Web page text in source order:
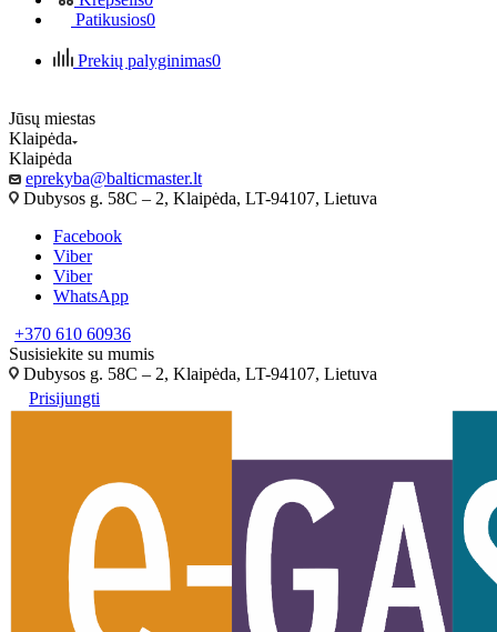
Patikusios0
Prekių palyginimas0
Jūsų miestas
Klaipėda
Klaipėda
eprekyba@balticmaster.lt
Dubysos g. 58C – 2, Klaipėda, LT-94107, Lietuva
Facebook
Viber
Viber
WhatsApp
+370 610 60936
Susisiekite su mumis
Dubysos g. 58C – 2, Klaipėda, LT-94107, Lietuva
Prisijungti